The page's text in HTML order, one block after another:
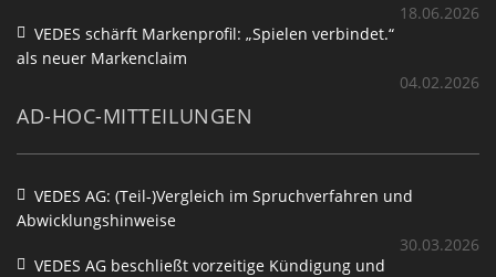
18.06.2026
VEDES schärft Markenprofil: „Spielen verbindet.“
als neuer Markenclaim
04.02.2026
AD-HOC-MITTEILUNGEN
VEDES AG: (Teil-)Vergleich im Spruchverfahren und
Abwicklungshinweise
30.03.2026
VEDES AG beschließt vorzeitige Kündigung und